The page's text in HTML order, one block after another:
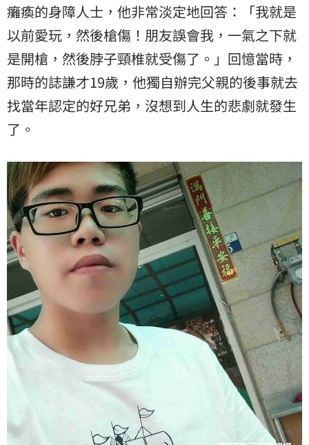
癱瘓的身障人士，他非常淡定地回答：「我就是
以前愛玩，然後槍傷！朋友誤會我，一氣之下就
是開槍，然後脖子頸椎就受傷了。」回憶當時，
那時的誌謙才19歲，他獨自辦完父親的後事就去
找當年認定的好兄弟，沒想到人生的悲劇就發生
了。